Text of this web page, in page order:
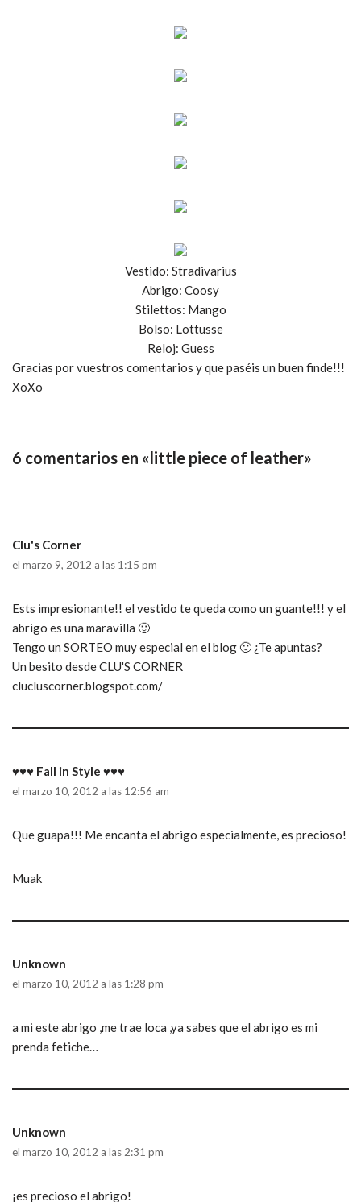
Vestido: Stradivarius
Abrigo: Coosy
Stilettos: Mango
Bolso: Lottusse
Reloj: Guess
Gracias por vuestros comentarios y que paséis un buen finde!!!
XoXo
6 comentarios en «little piece of leather»
Clu's Corner
el marzo 9, 2012 a las 1:15 pm
Ests impresionante!! el vestido te queda como un guante!!! y el
abrigo es una maravilla 🙂
Tengo un SORTEO muy especial en el blog 🙂 ¿Te apuntas?
Un besito desde CLU'S CORNER
clucluscorner.blogspot.com/
♥♥♥ Fall in Style ♥♥♥
el marzo 10, 2012 a las 12:56 am
Que guapa!!! Me encanta el abrigo especialmente, es precioso!
Muak
Unknown
el marzo 10, 2012 a las 1:28 pm
a mi este abrigo ,me trae loca ,ya sabes que el abrigo es mi
prenda fetiche…
Unknown
el marzo 10, 2012 a las 2:31 pm
¡es precioso el abrigo!